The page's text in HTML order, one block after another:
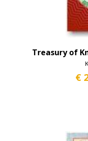
Treasury of
€